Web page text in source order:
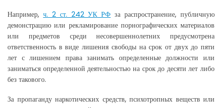
Например, ч. 2 ст. 242 УК РФ за распространение, публичную
демонстрацию или рекламирование порнографических материалов
или предметов среди несовершеннолетних предусмотрена
ответственность в виде лишения свободы на срок от двух до пяти
лет с лишением права занимать определенные должности или
заниматься определенной деятельностью на срок до десяти лет либо
без такового.
За пропаганду наркотических средств, психотропных веществ или